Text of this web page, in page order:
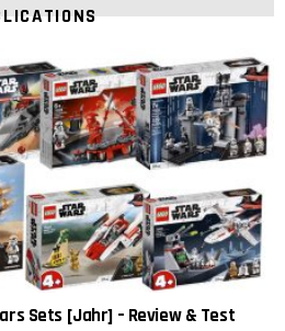
Sets [Jahr] – Review & Test